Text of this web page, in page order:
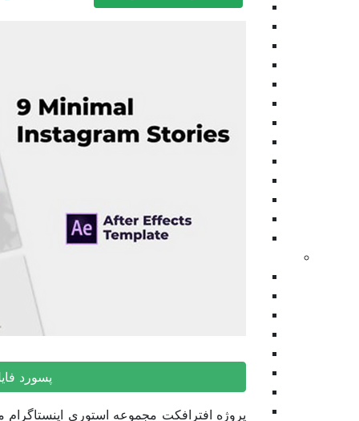
پرزنتیشن
تیزر تبلیغاتی
اسلایدشو
نمایش های ویدیویی
المنت
بکگراند
موکاپ
پسورد